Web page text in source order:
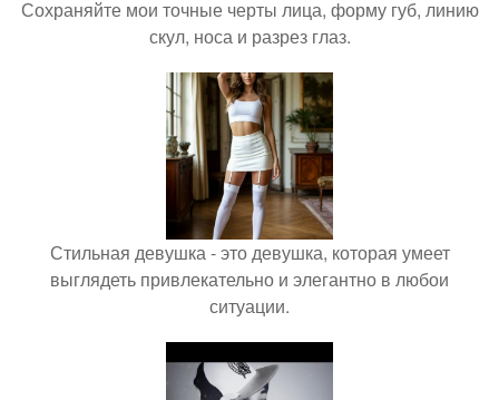
Сохраняйте мои точные черты лица, форму губ, линию
скул, носа и разрез глаз.
Стильная девушка - это девушка, которая умеет
выглядеть привлекательно и элегантно в любои
ситуации.